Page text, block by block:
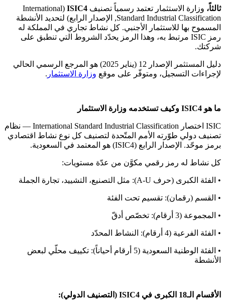
ثالثاً، وزارة الاستثمار تعتمد رسمياً تصنيف ISIC4
(International
Standard Industrial Classification, الإصدار الرابع) لتحديد الأنشطة
المسموح بها للاستثمار الأجنبي. كل نشاط تجاري في المملكة له
رمز ISIC مرتبط به، وهذا الرمز يحدّد الشروط التي تنطبق على
شركتك.
دليل المستثمر الإصدار 12 (يناير 2025) هو المرجع الرسمي الحالي
لإجراءات التسجيل، ومتوفّر على موقع وزارة الاستثمار .
ما هو ISIC4 وكيف تستخدمه وزارة الاستثمار
ISIC اختصار International Standard Industrial Classification — نظام
تصنيف دولي طوّرته الأمم المتّحدة لتصنيف كل نوع نشاط اقتصادي
برمز موحّد. الإصدار الرابع (ISIC4) هو المعتمد في السعودية.
كل نشاط له رمز رقمي مكوَّن من عدّة مستويات:
• الفئة الكبرى (حرف A-U): مثل التصنيع، التشييد، تجارة الجملة
• القسم (رقمان): تقسيم تحت الفئة
• المجموعة (3 أرقام): تخصّص أدقّ
• الفئة الفرعية (4 أرقام): النشاط المحدّد
• الفئة الوطنية السعودية (5 أرقام أحياناً): تكييف محلّي لبعض
الأنشطة
الأقسام الـ18 الكبرى في ISIC4 (التصنيف الدولي):